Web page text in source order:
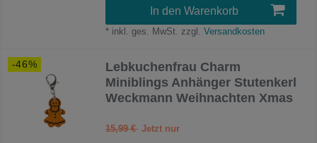
In den Warenkorb
* inkl. ges. MwSt. zzgl. Versandkosten
-46%
Lebkuchenfrau Charm
Miniblings Anhänger Stutenkerl
Weckmann Weihnachten Xmas
15,99 €